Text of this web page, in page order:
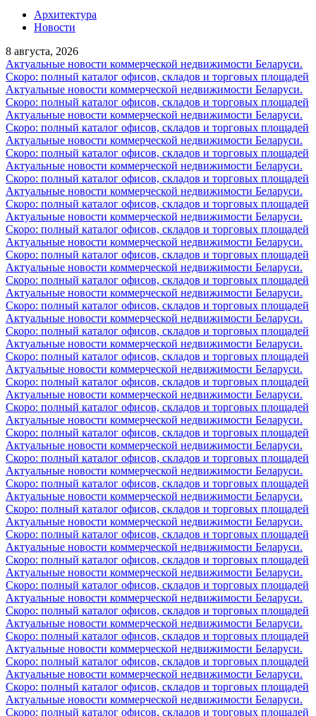
Архитектура
Новости
8 августа, 2026
Актуальные новости коммерческой недвижимости Беларуси.
Скоро: полный каталог офисов, складов и торговых площадей
Актуальные новости коммерческой недвижимости Беларуси.
Скоро: полный каталог офисов, складов и торговых площадей
Актуальные новости коммерческой недвижимости Беларуси.
Скоро: полный каталог офисов, складов и торговых площадей
Актуальные новости коммерческой недвижимости Беларуси.
Скоро: полный каталог офисов, складов и торговых площадей
Актуальные новости коммерческой недвижимости Беларуси.
Скоро: полный каталог офисов, складов и торговых площадей
Актуальные новости коммерческой недвижимости Беларуси.
Скоро: полный каталог офисов, складов и торговых площадей
Актуальные новости коммерческой недвижимости Беларуси.
Скоро: полный каталог офисов, складов и торговых площадей
Актуальные новости коммерческой недвижимости Беларуси.
Скоро: полный каталог офисов, складов и торговых площадей
Актуальные новости коммерческой недвижимости Беларуси.
Скоро: полный каталог офисов, складов и торговых площадей
Актуальные новости коммерческой недвижимости Беларуси.
Скоро: полный каталог офисов, складов и торговых площадей
Актуальные новости коммерческой недвижимости Беларуси.
Скоро: полный каталог офисов, складов и торговых площадей
Актуальные новости коммерческой недвижимости Беларуси.
Скоро: полный каталог офисов, складов и торговых площадей
Актуальные новости коммерческой недвижимости Беларуси.
Скоро: полный каталог офисов, складов и торговых площадей
Актуальные новости коммерческой недвижимости Беларуси.
Скоро: полный каталог офисов, складов и торговых площадей
Актуальные новости коммерческой недвижимости Беларуси.
Скоро: полный каталог офисов, складов и торговых площадей
Актуальные новости коммерческой недвижимости Беларуси.
Скоро: полный каталог офисов, складов и торговых площадей
Актуальные новости коммерческой недвижимости Беларуси.
Скоро: полный каталог офисов, складов и торговых площадей
Актуальные новости коммерческой недвижимости Беларуси.
Скоро: полный каталог офисов, складов и торговых площадей
Актуальные новости коммерческой недвижимости Беларуси.
Скоро: полный каталог офисов, складов и торговых площадей
Актуальные новости коммерческой недвижимости Беларуси.
Скоро: полный каталог офисов, складов и торговых площадей
Актуальные новости коммерческой недвижимости Беларуси.
Скоро: полный каталог офисов, складов и торговых площадей
Актуальные новости коммерческой недвижимости Беларуси.
Скоро: полный каталог офисов, складов и торговых площадей
Актуальные новости коммерческой недвижимости Беларуси.
Скоро: полный каталог офисов, складов и торговых площадей
Актуальные новости коммерческой недвижимости Беларуси.
Скоро: полный каталог офисов, складов и торговых площадей
Актуальные новости коммерческой недвижимости Беларуси.
Скоро: полный каталог офисов, складов и торговых площадей
Актуальные новости коммерческой недвижимости Беларуси.
Скоро: полный каталог офисов, складов и торговых площадей